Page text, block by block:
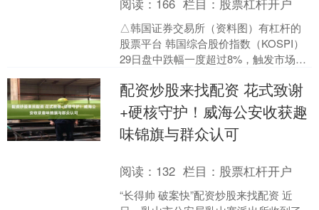
阅读： 166 栏目： 股票杠杆开户
△韩国证券交易所（资料图）有杠杆的
股票平台 韩国综合股价指数（KOSPI）
29日盘中跌幅一度超过8%，触发市场熔
股票平台，....
配资炒股来找配资 花式致谢
+硬核守护！威海公安收获趣
味锦旗与群众认可
阅读： 132 栏目： 股票杠杆开户
“长得帅 破案快”配资炒股来找配资 近